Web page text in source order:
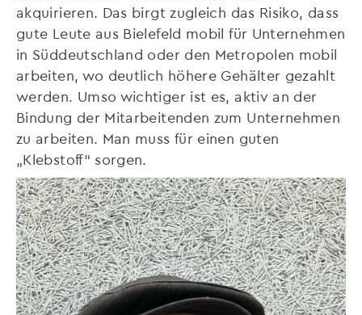
akquirieren. Das birgt zugleich das Risiko, dass
gute Leute aus Bielefeld mobil für Unternehmen
in Süddeutschland oder den Metropolen mobil
arbeiten, wo deutlich höhere Gehälter gezahlt
werden. Umso wichtiger ist es, aktiv an der
Bindung der Mitarbeitenden zum Unternehmen
zu arbeiten. Man muss für einen guten
„Klebstoff“ sorgen.